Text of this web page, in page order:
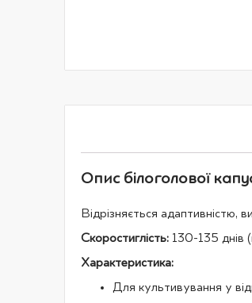
Опис білоголової
Відрізняється адаптивністю,
Скоростиглість: 130-135 днів
Характеристика:
Для культивування у